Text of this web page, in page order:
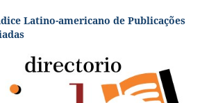
Latino-americano de Publicações